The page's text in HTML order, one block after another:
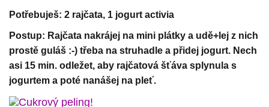
Potřebuješ: 2 rajčata, 1 jogurt activia
Postup: Rajčata nakrájej na mini plátky a udě+lej z nich
prostě guláš :-) třeba na struhadle a přidej jogurt. Nech
asi 15 min. odležet, aby rajčatová šťáva splynula s
jogurtem a poté nanášej na pleť.
Cukrový peling!